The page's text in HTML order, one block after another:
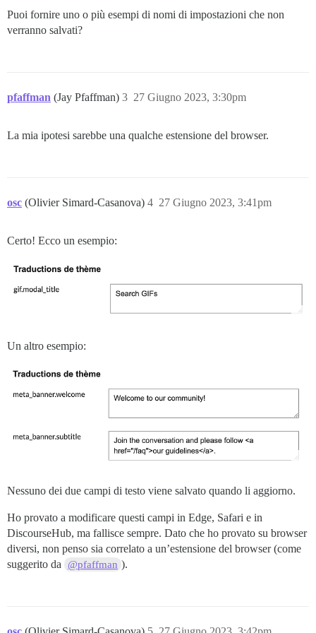
Puoi fornire uno o più esempi di nomi di impostazioni che non
verranno salvati?
pfaffman (Jay Pfaffman) 27 Giugno 2023, 3:30pm
3
La mia ipotesi sarebbe una qualche estensione del browser.
osc (Olivier Simard-Casanova) 27 Giugno 2023, 3:41pm
4
Certo! Ecco un esempio:
Un altro esempio:
Nessuno dei due campi di testo viene salvato quando li aggiorno.
Ho provato a modificare questi campi in Edge, Safari e in
DiscourseHub, ma fallisce sempre. Dato che ho provato su browser
diversi, non penso sia correlato a un’estensione del browser (come
suggerito da
@pfaffman ).